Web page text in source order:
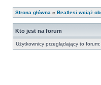
Strona główna » Beatlesi wciąż
Kto jest na forum
Użytkownicy przeglądający to